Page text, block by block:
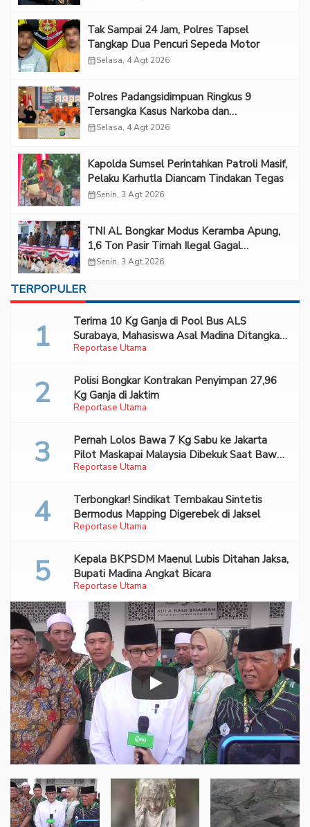
Tak Sampai 24 Jam, Polres Tapsel
Tangkap Dua Pencuri Sepeda Motor
calendar_monthSelasa, 4 Agt 2026
Polres Padangsidimpuan Ringkus 9
Tersangka Kasus Narkoba dan
Penganiayaan
calendar_monthSelasa, 4 Agt 2026
Kapolda Sumsel Perintahkan Patroli Masif,
Pelaku Karhutla Diancam Tindakan Tegas
calendar_monthSenin, 3 Agt 2026
TNI AL Bongkar Modus Keramba Apung,
1,6 Ton Pasir Timah Ilegal Gagal
Diselundupkan
calendar_monthSenin, 3 Agt 2026
TERPOPULER
Reportase Utama
Terima 10 Kg Ganja di Pool Bus ALS
Surabaya, Mahasiswa Asal Madina Ditangkap
Bareskrim
Reportase Utama
Polisi Bongkar Kontrakan Penyimpan 27,96
Kg Ganja di Jaktim
Reportase Utama
Pernah Lolos Bawa 7 Kg Sabu ke Jakarta
Pilot Maskapai Malaysia Dibekuk Saat Bawa
70 Ribu Pil Ekstasi Di Bandara Soetta
Reportase Utama
Terbongkar! Sindikat Tembakau Sintetis
Bermodus Mapping Digerebek di Jaksel
Reportase Utama
Kepala BKPSDM Maenul Lubis Ditahan Jaksa,
Bupati Madina Angkat Bicara